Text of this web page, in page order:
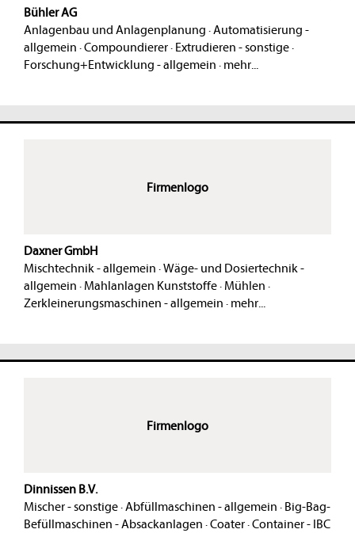
Bühler AG
Anlagenbau und Anlagenplanung ·Automatisierung -
allgemein ·Compoundierer· Extrudieren - sonstige·
Forschung+Entwicklung - allgemein · mehr...
Firmenlogo
Daxner GmbH
Mischtechnik - allgemein ·Wäge- und Dosiertechnik -
allgemein · Mahlanlagen Kunststoffe· Mühlen ·
Zerkleinerungsmaschinen - allgemein · mehr...
Firmenlogo
Dinnissen B.V.
Mischer - sonstige·Abfüllmaschinen - allgemein · Big-Bag-
Befüllmaschinen - Absackanlagen ·Coater·Container - IBC